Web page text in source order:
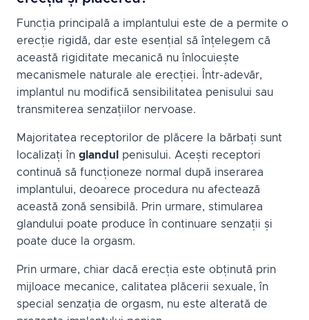
Funcția principală a implantului este de a permite o
erecție rigidă, dar este esențial să înțelegem că
această rigiditate mecanică nu înlocuiește
mecanismele naturale ale erecției. Într-adevăr,
implantul nu modifică sensibilitatea penisului sau
transmiterea senzațiilor nervoase.
Majoritatea receptorilor de plăcere la bărbați sunt
localizați în glandul
penisului. Acești receptori
continuă să funcționeze normal după inserarea
implantului, deoarece procedura nu afectează
această zonă sensibilă. Prin urmare, stimularea
glandului poate produce în continuare senzații și
poate duce la orgasm.
Prin urmare, chiar dacă erecția este obținută prin
mijloace mecanice, calitatea plăcerii sexuale, în
special senzația de orgasm, nu este alterată de